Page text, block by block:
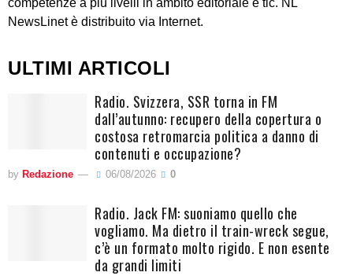
competenze a più livelli in ambito editoriale e tlc. NL
NewsLinet è distribuito via Internet.
ULTIMI ARTICOLI
Radio. Svizzera, SSR torna in FM
dall’autunno: recupero della copertura o
costosa retromarcia politica a danno di
contenuti e occupazione?
by Redazione 06/08/2026 0
Radio. Jack FM: suoniamo quello che
vogliamo. Ma dietro il train-wreck segue,
c’è un formato molto rigido. E non esente
da grandi limiti